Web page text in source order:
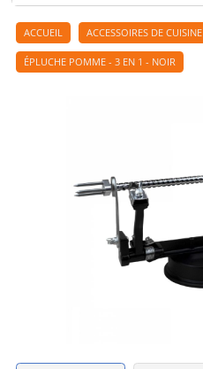
ACCUEIL ACCESSOIRES DE CUISINE
ÉPLUCHE POMME - 3 EN 1 - NOIR